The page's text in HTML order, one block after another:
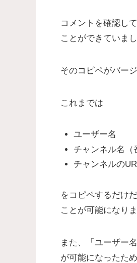
コメントを確認し
ことができていまし
そのコピペがバー
これまでは
ユーザー名
チャンネル名（
チャンネルの
をコピペするだけ
ことが可能になりま
また、「ユーザー
が可能になったた